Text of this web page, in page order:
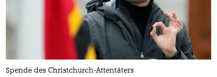
Spende des Christchurch-Attentäters